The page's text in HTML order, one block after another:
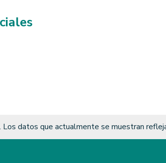
datos que actualmente se muestran